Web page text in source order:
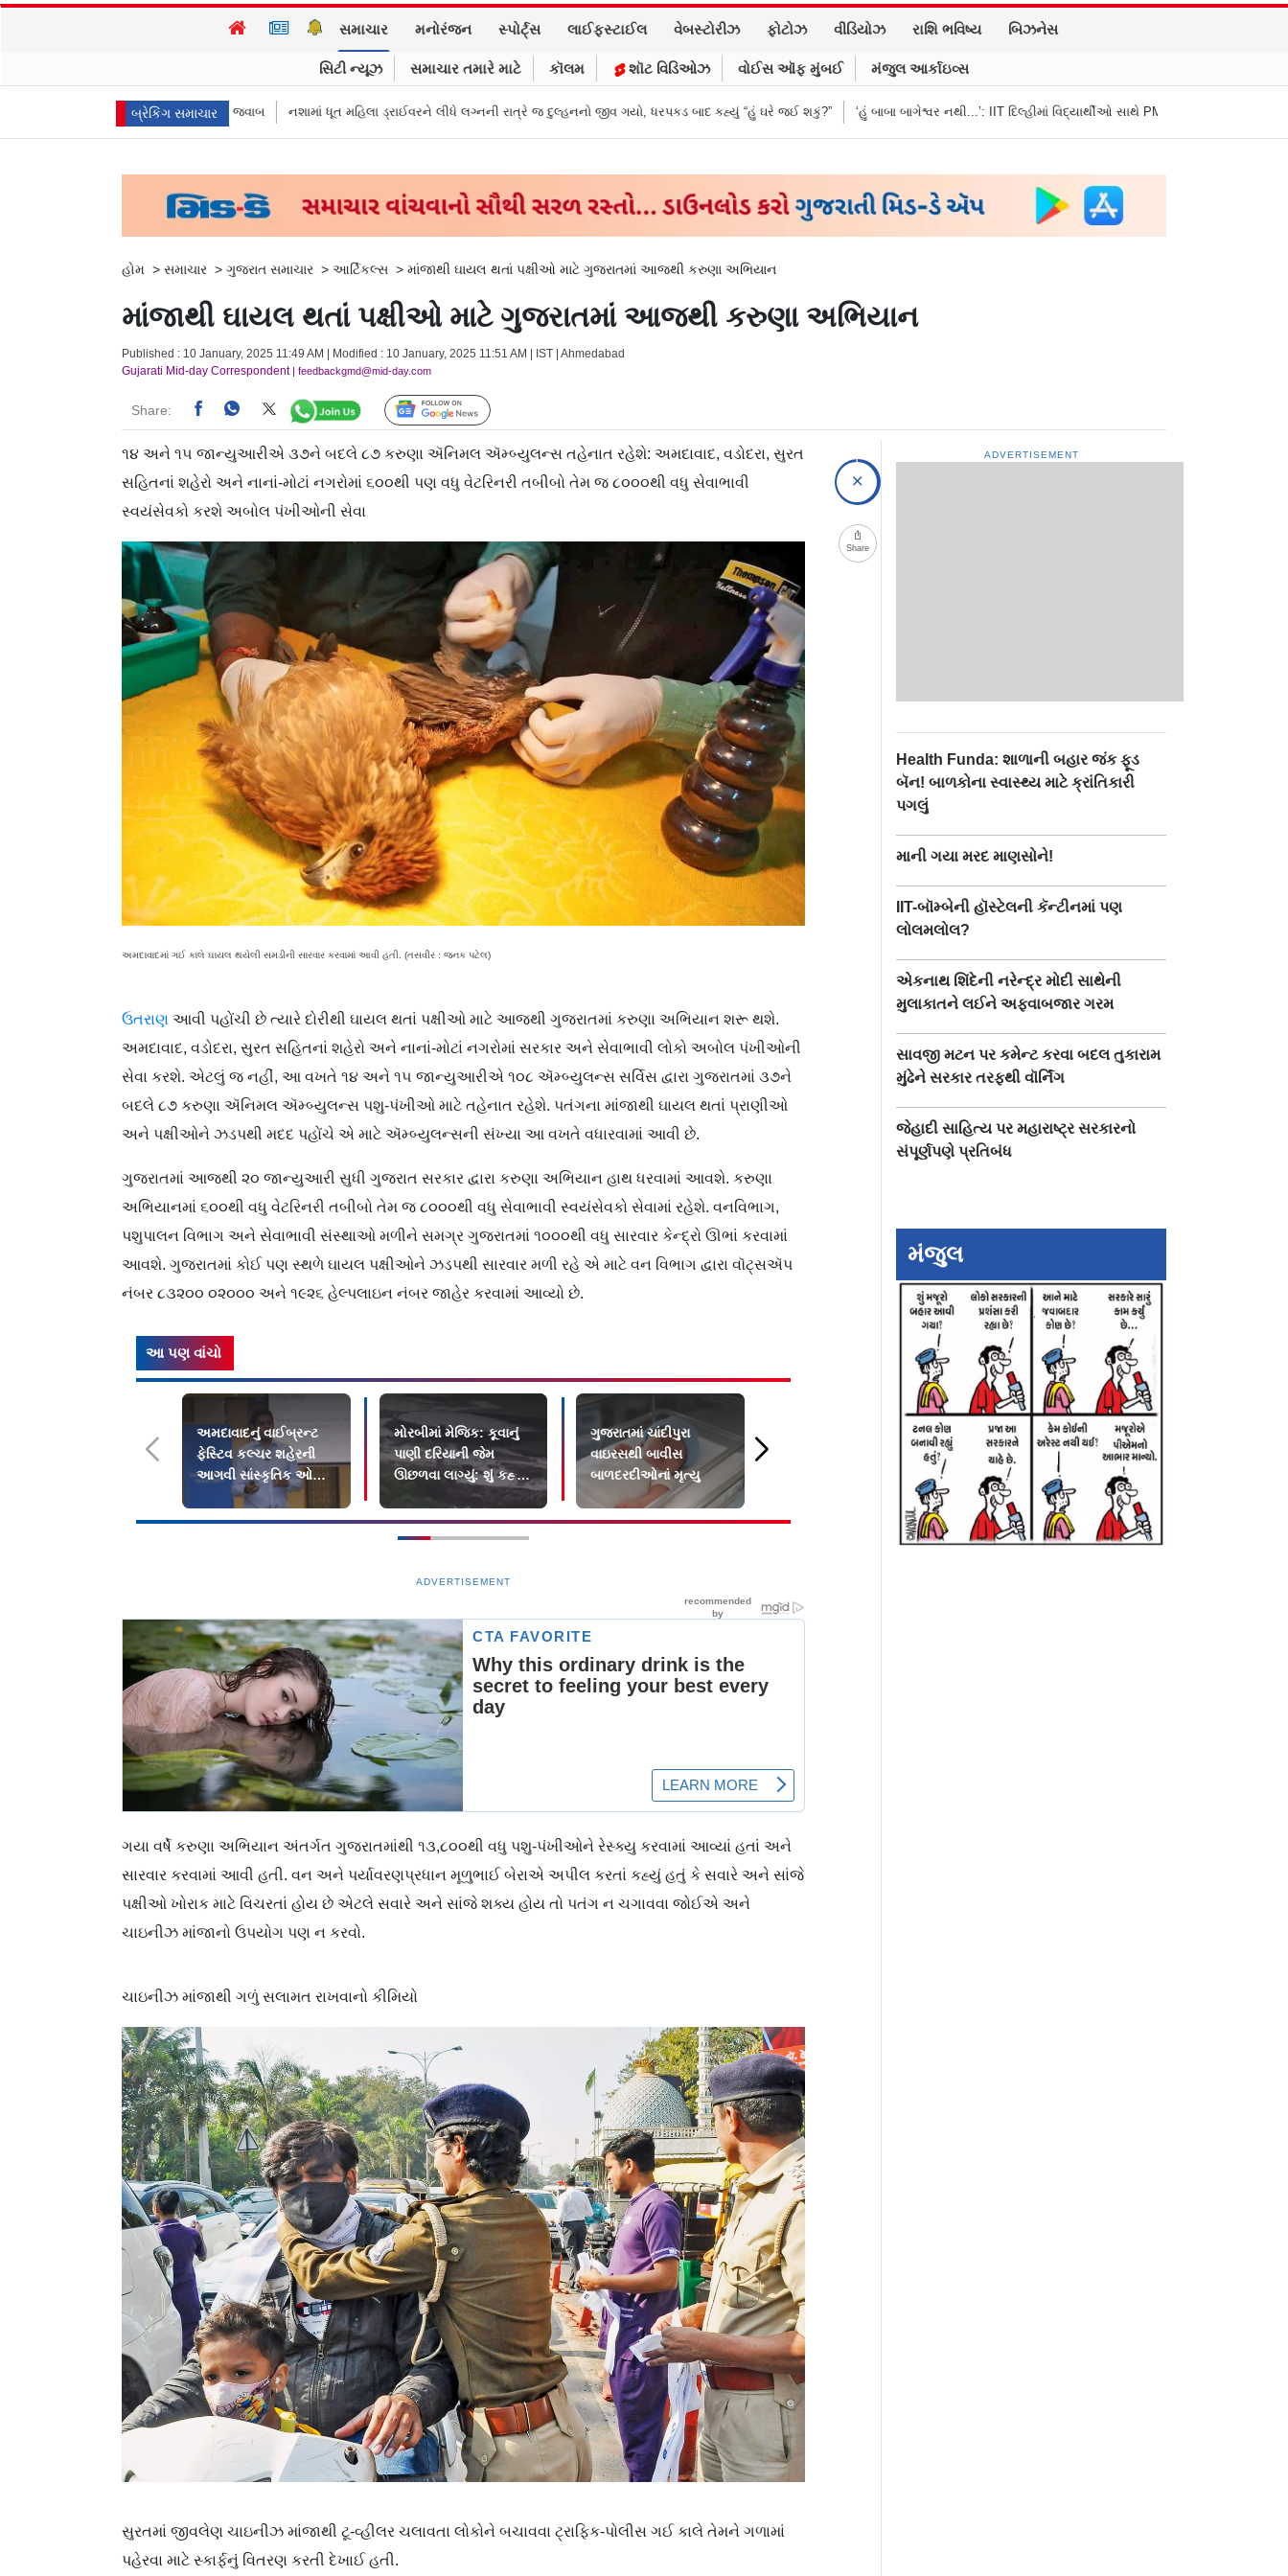
સમાચાર મનોરંજન સ્પોર્ટ્સ લાઈફસ્ટાઈલ વેબસ્ટોરીઝ ફોટોઝ વીડિયોઝ રાશિ ભવિષ્ય બિઝનેસ
સિટી ન્યૂઝ સમાચાર તમારે માટે કૉલમ શૉટ વિડિઓઝ વોઈસ ઑફ મુંબઈ મંજુલ આર્કાઇવ્સ
બ્રેકિંગ સમાચાર
આપ્યો રમૂજી જવાબ નશામાં ધૂત મહિલા ડ્રાઈવરને લીધે લગ્નની રાત્રે જ દુલ્હનનો જીવ ગયો, ધરપકડ બાદ કહ્યું “હું ઘરે જઈ શકું?” ‘હું બાબા બાગેશ્વર નથી...’: IIT દિલ્હીમાં વિદ્યાર્થીઓ સાથે PM મોદીનો રમુજી સંવાદ
હોમ > સમાચાર > ગુજરાત સમાચાર > આર્ટિકલ્સ > માંજાથી ઘાયલ થતાં પક્ષીઓ માટે ગુજરાતમાં આજથી કરુણા અભિયાન
માંજાથી ઘાયલ થતાં પક્ષીઓ માટે ગુજરાતમાં આજથી કરુણા અભિયાન
Published : 10 January, 2025 11:49 AM | Modified : 10 January, 2025 11:51 AM | IST | Ahmedabad
Gujarati Mid-day Correspondent| feedbackgmd@mid-day.com
Share: Follow Us
૧૪ અને ૧૫ જાન્યુઆરીએ ૩૭ને બદલે ૮૭ કરુણા ઍનિમલ ઍમ્બ્યુલન્સ તહેનાત રહેશે: અમદાવાદ, વડોદરા, સુરત
સહિતનાં શહેરો અને નાનાં-મોટાં નગરોમાં ૬૦૦થી પણ વધુ વેટરિનરી તબીબો તેમ જ ૮૦૦૦થી વધુ સેવાભાવી
સ્વયંસેવકો કરશે અબોલ પંખીઓની સેવા
અમદાવાદમાં ગઈ કાલે ઘાયલ થયેલી સમડીની સારવાર કરવામાં આવી હતી. (તસવીર : જનક પટેલ)
ઉતરાણ આવી પહોંચી છે ત્યારે દોરીથી ઘાયલ થતાં પક્ષીઓ માટે આજથી ગુજરાતમાં કરુણા અભિયાન શરૂ થશે.
અમદાવાદ, વડોદરા, સુરત સહિતનાં શહેરો અને નાનાં-મોટાં નગરોમાં સરકાર અને સેવાભાવી લોકો અબોલ પંખીઓની
સેવા કરશે. એટલું જ નહીં, આ વખતે ૧૪ અને ૧૫ જાન્યુઆરીએ ૧૦૮ ઍમ્બ્યુલન્સ સર્વિસ દ્વારા ગુજરાતમાં ૩૭ને
બદલે ૮૭ કરુણા ઍનિમલ ઍમ્બ્યુલન્સ પશુ-પંખીઓ માટે તહેનાત રહેશે. પતંગના માંજાથી ઘાયલ થતાં પ્રાણીઓ
અને પક્ષીઓને ઝડપથી મદદ પહોંચે એ માટે ઍમ્બ્યુલન્સની સંખ્યા આ વખતે વધારવામાં આવી છે.
ગુજરાતમાં આજથી ૨૦ જાન્યુઆરી સુધી ગુજરાત સરકાર દ્વારા કરુણા અભિયાન હાથ ધરવામાં આવશે. કરુણા
અભિયાનમાં ૬૦૦થી વધુ વેટરિનરી તબીબો તેમ જ ૮૦૦૦થી વધુ સેવાભાવી સ્વયંસેવકો સેવામાં રહેશે. વનવિભાગ,
પશુપાલન વિભાગ અને સેવાભાવી સંસ્થાઓ મળીને સમગ્ર ગુજરાતમાં ૧૦૦૦થી વધુ સારવાર કેન્દ્રો ઊભાં કરવામાં
આવશે. ગુજરાતમાં કોઈ પણ સ્થળે ઘાયલ પક્ષીઓને ઝડપથી સારવાર મળી રહે એ માટે વન વિભાગ દ્વારા વૉટ્સઍપ
નંબર ૮૩૨૦૦ ૦૨૦૦૦ અને ૧૯૨૬ હેલ્પલાઇન નંબર જાહેર કરવામાં આવ્યો છે.
આ પણ વાંચો
અમદાવાદનું વાઈબ્રન્ટ
ફેસ્ટિવ કલ્ચર શહેરની
આગવી સાંસ્કૃતિક ઓળખ
તરીકે...
મોરબીમાં મેજિક: કૂવાનું
પાણી દરિયાની જેમ
ઊછળવા લાગ્યું: શું કહ્યું
નિષ્ણાતોએ?
ગુજરાતમાં ચાંદીપુરા
વાઇરસથી બાવીસ
બાળદરદીઓનાં મૃત્યુ
ખસેડાયા
સુરતમાં કિનારાના અને
અસરગ્રસ્ત ગામોના ચાર
હજારથી વધુ લોકોનું
સ્થળાંતર
ADVERTISEMENT
ગયા વર્ષે કરુણા અભિયાન અંતર્ગત ગુજરાતમાંથી ૧૩,૮૦૦થી વધુ પશુ-પંખીઓને રેસ્ક્યુ કરવામાં આવ્યાં હતાં અને
સારવાર કરવામાં આવી હતી. વન અને પર્યાવરણપ્રધાન મૂળુભાઈ બેરાએ અપીલ કરતાં કહ્યું હતું કે સવારે અને સાંજે
પક્ષીઓ ખોરાક માટે વિચરતાં હોય છે એટલે સવારે અને સાંજે શક્ય હોય તો પતંગ ન ચગાવવા જોઈએ અને
ચાઇનીઝ માંજાનો ઉપયોગ પણ ન કરવો.
ચાઇનીઝ માંજાથી ગળું સલામત રાખવાનો ‌કીમિયો
સુરતમાં જીવલેણ ચાઇનીઝ માંજાથી ટૂ-વ્હીલર ચલાવતા લોકોને બચાવવા ટ્રાફિક-પોલીસ ગઈ કાલે તેમને ગળામાં
પહેરવા માટે સ્કાર્ફનું વિતરણ કરતી દેખાઈ હતી.
Share
ADVERTISEMENT
Health Funda: શાળાની બહાર જંક ફૂડ
બૅન! બાળકોના સ્વાસ્થ્ય માટે ક્રાંતિકારી
પગલું
માની ગયા મરદ માણસોને!
IIT-બૉમ્બેની હૉસ્ટેલની કૅન્ટીનમાં પણ
લોલમલોલ?
એકનાથ શિંદેની નરેન્દ્ર મોદી સાથેની
મુલાકાતને લઈને અફવાબજાર ગરમ
સાવજી મટન પર કમેન્ટ કરવા બદલ તુકારામ
મુંઢેને સરકાર તરફથી વૉર્નિંગ
જેહાદી સાહિત્ય પર મહારાષ્ટ્ર સરકારનો
સંપૂર્ણપણે પ્રતિબંધ
મંજુલ